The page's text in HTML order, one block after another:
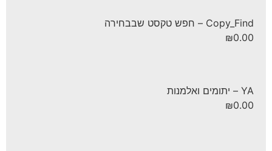
Copy_Find – חפש טקסט שבבחירה
₪0.00
YA – יתומים ואלמנות
₪0.00